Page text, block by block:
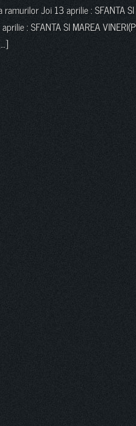
Joi 13 aprilie : SFANTA
: SFANTA SI MAREA